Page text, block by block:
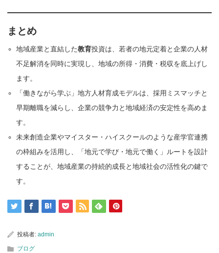
まとめ
地域産業と直結した教育投資は、若者の地元定着と企業の人材
不足解消を同時に実現し、地域の所得・消費・税収を底上げし
ます。
「働きながら学ぶ」地方人材育成モデルは、採用ミスマッチと
早期離職を減らし、企業の競争力と地域経済の安定性を高めま
す。
未来創造企業やマイスター・ハイスクールのような産学官連携
の枠組みを活用し、「地元で学び・地元で働く」ルートを設計
することが、地域産業の持続的成長と地域社会の活性化の鍵で
す。
投稿者: admin
ブログ